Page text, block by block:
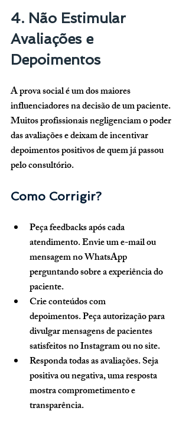
4. Não Estimular
Avaliações e
Depoimentos
A prova social é um dos maiores
influenciadores na decisão de um paciente.
Muitos profissionais negligenciam o poder
das avaliações e deixam de incentivar
depoimentos positivos de quem já passou
pelo consultório.
Como Corrigir?
Peça feedbacks após cada
atendimento. Envie um e-mail ou
mensagem no WhatsApp
perguntando sobre a experiência do
paciente.
Crie conteúdos com
depoimentos. Peça autorização para
divulgar mensagens de pacientes
satisfeitos no Instagram ou no site.
Responda todas as avaliações. Seja
positiva ou negativa, uma resposta
mostra comprometimento e
transparência.